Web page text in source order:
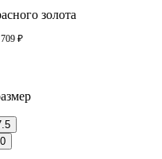
золота
₽